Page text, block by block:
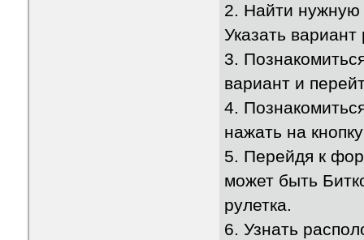
2. Найти нужную
Указать
3.
вариант и
4.
нажать на
5. Перейдя к
может быть
рулетка.
6. Узнать